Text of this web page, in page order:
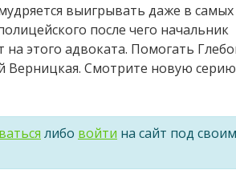
выигрывать даже в самых
после чего начальник
этого адвоката. Помогать
Верницкая. Смотрите новую серию
либо войти на сайт под своим